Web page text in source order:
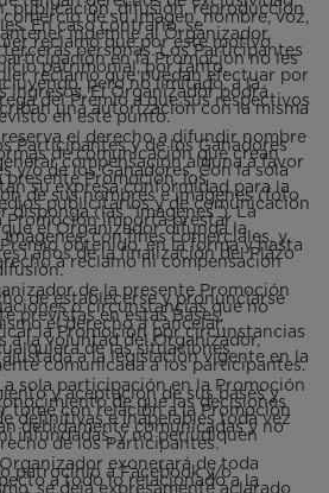
publicación, difusión, reproducción
de su imagen, nombre, voz,
En caso contrario, se
indemne al Organizador,
reclamo que por este motivo
personas. Los Participantes
en la Promoción no les
patrimonial, por tanto,
reclamo que puedan efectuar por
pero no limitado, a la
ingresos. El Organizador podrá
del Premio a que sus respectivos
una autorización con la misma
en este punto.
el derecho a difundir nombre
Participantes y de los Ganadores
de comunicación que crean
compensación alguna a favor
y/o de los Ganadores. Con la sola
Promoción, los
su expresa conformidad para la
de sus nombres e imágenes (foto
publicitarios y de comunicación
disponga (las “Imágenes”). La
Promoción importa prestar
el Organizador difunda la
con fines comerciales, y,
obtenido, en la forma y hasta
años de la finalización del Plazo
a reclamo ni compensación
de la presente Promoción
de establecerse y pronunciarse
o circunstancias que no
previstas en estas Bases,
el derecho a cancelar,
la Promoción por circunstancias
a la voluntad del Organizador,
de las situaciones
a la legislación vigente en la
comunicada a los participantes.
sola participación en la Promoción
y aceptación de sus bases y
de que las decisiones
tome con relación a la Promoción
definitivas e inapelables toda vez
debidamente comunicadas y no
infundadas, y no perjudiquen
de los Participantes.
exonerará de toda
patrocinio a Facebook y/o
a todo lo relacionado a la
se deja expresamente aclarado